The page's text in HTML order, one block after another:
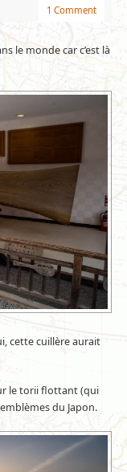
1 Comment
le monde car c’est là
cette cuillère aurait
le torii flottant (qui
du Japon.